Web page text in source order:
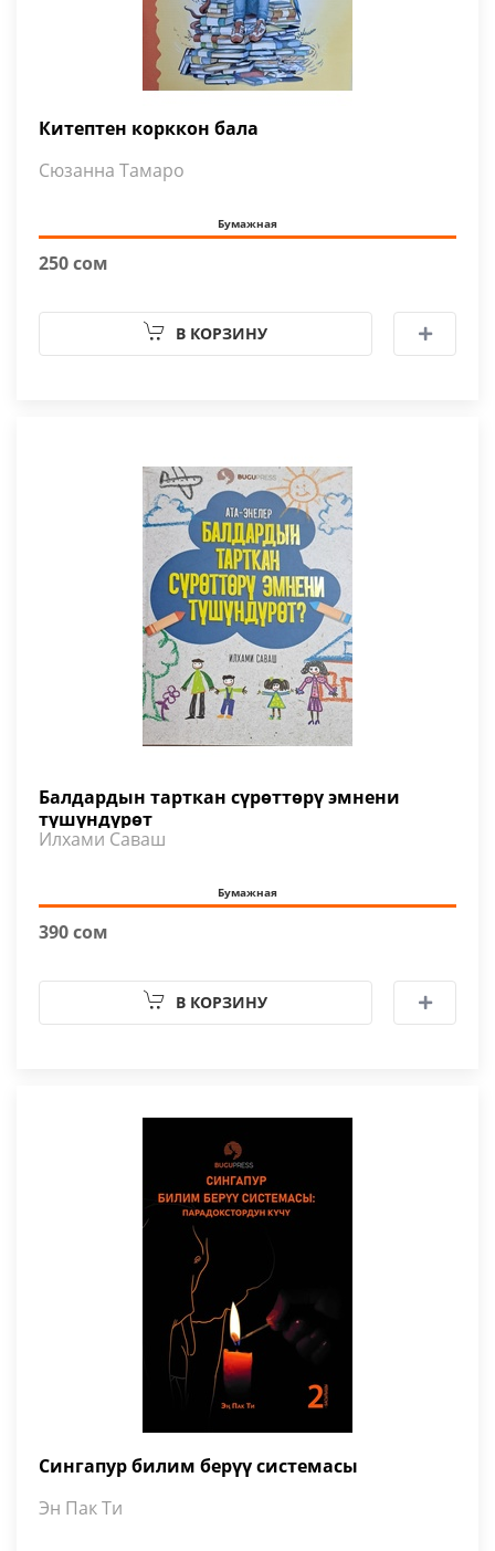
Китептен корккон бала
Сюзанна Тамаро
Бумажная
250 сом
В КОРЗИНУ
Балдардын тарткан сүрөттөрү эмнени
түшүндүрөт
Илхами Саваш
Бумажная
390 сом
В КОРЗИНУ
Сингапур билим берүү системасы
Эн Пак Ти